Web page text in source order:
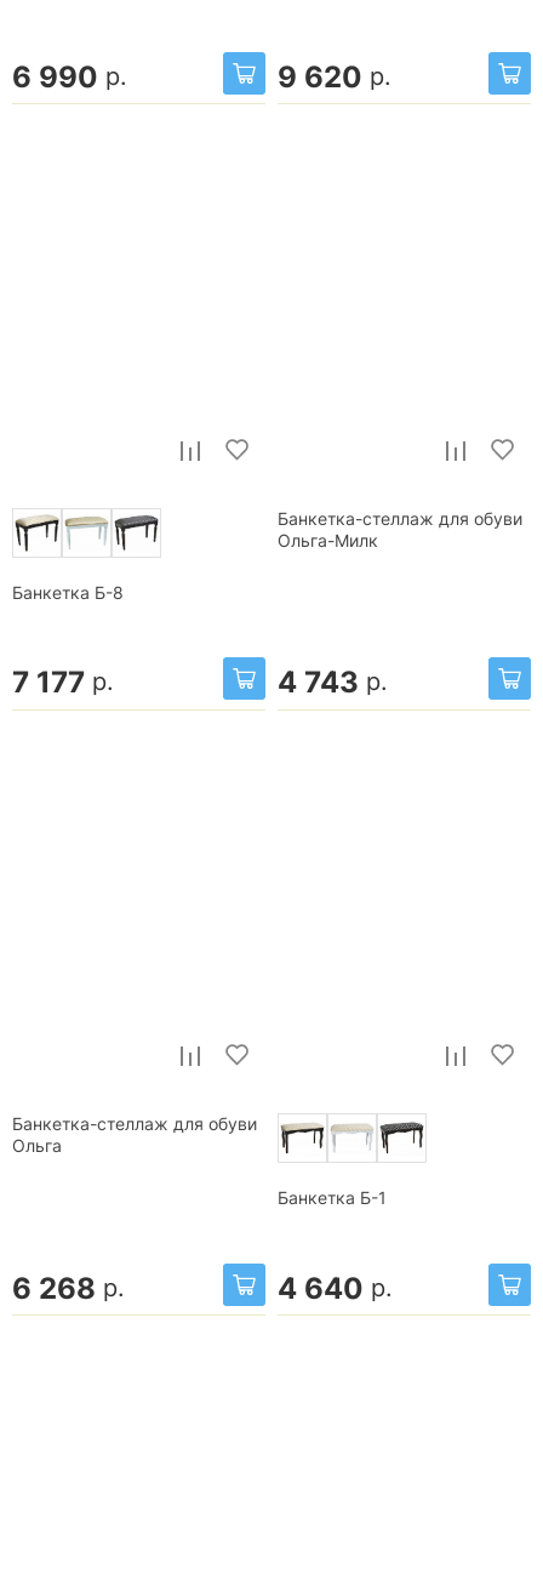
6 990 р. 9 620 р.
Банкетка Б-8
7 177 р.
Банкетка-стеллаж для обуви
Ольга-Милк
4 743 р.
Банкетка-стеллаж для обуви
Ольга
6 268 р.
Банкетка Б-1
4 640 р.